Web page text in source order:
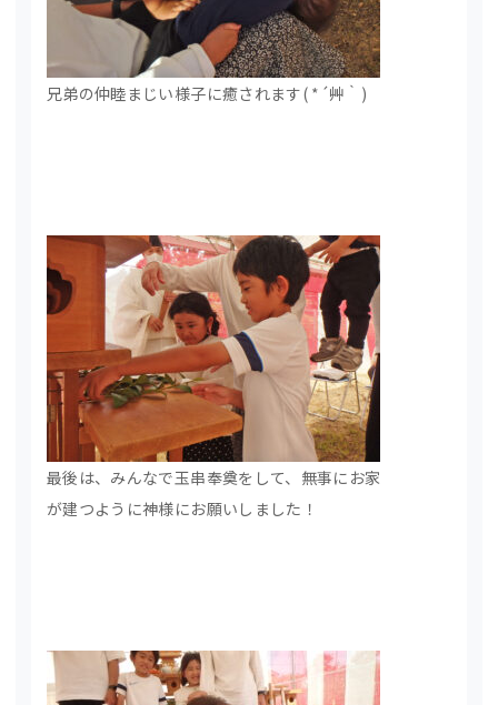
兄弟の仲睦まじい様子に癒されます( *´艸｀)
最後は、みんなで玉串奉奠をして、無事にお家
が建つように神様にお願いしました！